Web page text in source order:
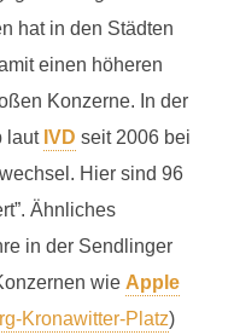
hat in den Städten
einen höheren
Konzerne. In der
laut IVD seit 2006 bei
Hier sind 96
Ähnliches
in der Sendlinger
wie Apple
Kronawitter-Platz)